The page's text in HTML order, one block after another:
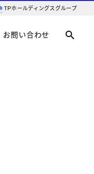
TPホールディングスグループ
お問い合わせ